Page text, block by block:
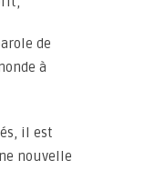
de
à
il est
nouvelle